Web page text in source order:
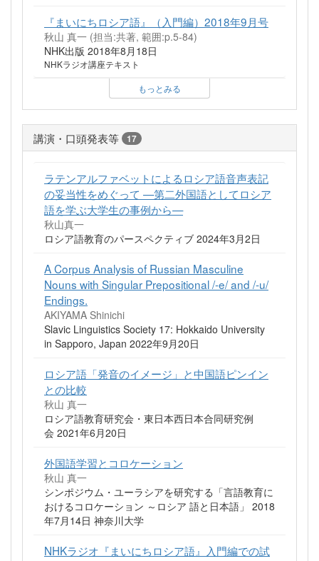
『まいにちロシア語』（入門編）2018年9月号
秋山 真一 (担当:共著, 範囲:p.5-84)
NHK出版 2018年8月18日
NHKラジオ講座テキスト
もっとみる
講演・口頭発表等 17
ラテンアルファベットによるロシア語音声表記
の妥当性をめぐって —第二外国語としてロシア
語を学ぶ大学生の事例から—
秋山真一
ロシア語教育のパースペクティブ 2024年3月2日
A Corpus Analysis of Russian Masculine
Nouns with Singular Prepositional /-e/ and /-u/
Endings.
AKIYAMA Shinichi
Slavic Linguistics Society 17: Hokkaido University
in Sapporo, Japan 2022年9月20日
ロシア語「発音のイメージ」と中国語ピンイン
との比較
秋山 真一
ロシア語教育研究会・東日本西日本合同研究例
会 2021年6月20日
外国語学習とコロケーション
秋山 真一
シンポジウム・ユーラシアを研究する「言語教育に
おけるコロケーション ～ロシア 語と日本語」 2018
年7月14日 神奈川大学
NHKラジオ『まいにちロシア語』入門編での試